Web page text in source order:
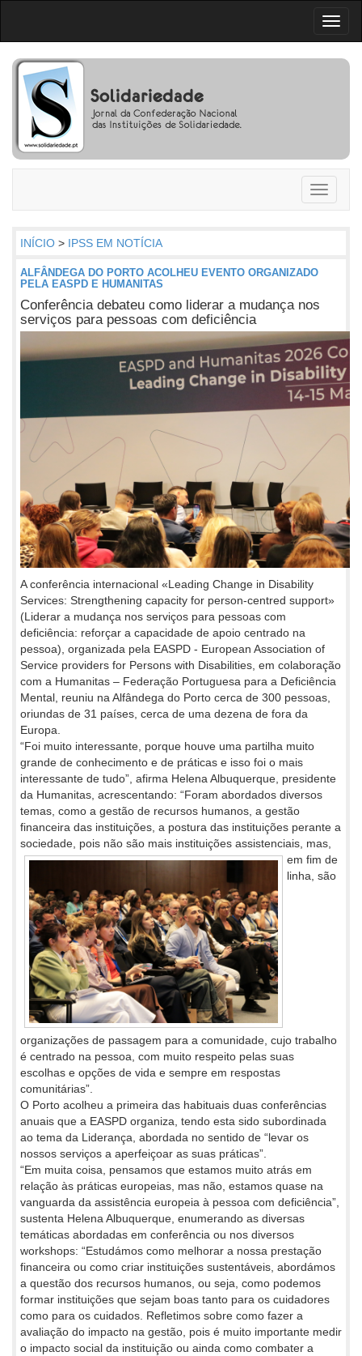
Toggle
INÍCIO > IPSS EM NOTÍCIA
ALFÂNDEGA DO PORTO ACOLHEU EVENTO ORGANIZADO
PELA EASPD E HUMANITAS
Conferência debateu como liderar a mudança nos
serviços para pessoas com deficiência
A conferência internacional «Leading Change in Disability
Services: Strengthening capacity for person-centred support»
(Liderar a mudança nos serviços para pessoas com
deficiência: reforçar a capacidade de apoio centrado na
pessoa), organizada pela EASPD - European Association of
Service providers for Persons with Disabilities, em colaboração
com a Humanitas – Federação Portuguesa para a Deficiência
Mental, reuniu na Alfândega do Porto cerca de 300 pessoas,
oriundas de 31 países, cerca de uma dezena de fora da
Europa.
“Foi muito interessante, porque houve uma partilha muito
grande de conhecimento e de práticas e isso foi o mais
interessante de tudo”, afirma Helena Albuquerque, presidente
da Humanitas, acrescentando: “Foram abordados diversos
temas, como a gestão de recursos humanos, a gestão
financeira das instituições, a postura das instituições perante a
sociedade, pois não são mais instituições assistenciais, mas,
em fim de
linha, são
organizações de passagem para a comunidade, cujo trabalho
é centrado na pessoa, com muito respeito pelas suas
escolhas e opções de vida e sempre em respostas
comunitárias”.
O Porto acolheu a primeira das habituais duas conferências
anuais que a EASPD organiza, tendo esta sido subordinada
ao tema da Liderança, abordada no sentido de “levar os
nossos serviços a aperfeiçoar as suas práticas”.
“Em muita coisa, pensamos que estamos muito atrás em
relação às práticas europeias, mas não, estamos quase na
vanguarda da assistência europeia à pessoa com deficiência”,
sustenta Helena Albuquerque, enumerando as diversas
temáticas abordadas em conferência ou nos diversos
workshops: “Estudámos como melhorar a nossa prestação
financeira ou como criar instituições sustentáveis, abordámos
a questão dos recursos humanos, ou seja, como podemos
formar instituições que sejam boas tanto para os cuidadores
como para os cuidados. Refletimos sobre como fazer a
avaliação do impacto na gestão, pois é muito importante medir
o impacto social da instituição ou ainda como combater a